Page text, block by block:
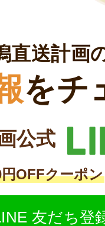
直送計画
をチ
公式
OFFクーポン
友だち登